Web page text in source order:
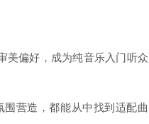
美偏好，成为纯音乐入门听众
营造，都能从中找到适配曲